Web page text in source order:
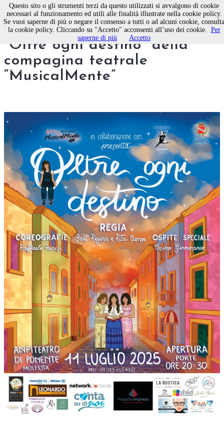
Musical a Molfetta l’11 luglio
“Oltre ogni destino” della
compagina teatrale
“MusicalMente”
Questo sito o gli strumenti terzi da questo utilizzati si avvalgono di cookie
necessari al funzionamento ed utili alle finalità illustrate nella cookie policy.
Se vuoi saperne di più o negare il consenso a tutti o ad alcuni cookie, consulta
la cookie policy. Cliccando su "Accetto" acconsenti all’uso dei cookie. Per
saperne di più
Accetto